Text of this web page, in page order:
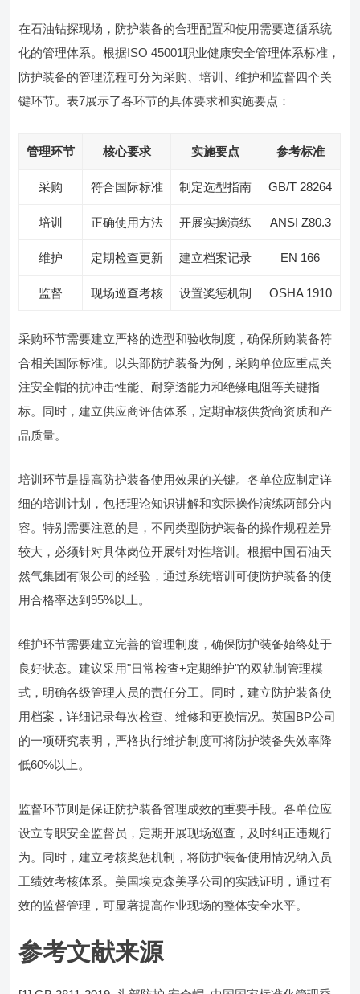
在石油钻探现场，防护装备的合理配置和使用需要遵循系统
化的管理体系。根据ISO 45001职业健康安全管理体系标准，
防护装备的管理流程可分为采购、培训、维护和监督四个关
键环节。表7展示了各环节的具体要求和实施要点：
管理环节 核心要求 实施要点 参考标准
采购 符合国际标准 制定选型指南 GB/T 28264
培训 正确使用方法 开展实操演练 ANSI Z80.3
维护 定期检查更新 建立档案记录 EN 166
监督 现场巡查考核 设置奖惩机制 OSHA 1910
采购环节需要建立严格的选型和验收制度，确保所购装备符
合相关国际标准。以头部防护装备为例，采购单位应重点关
注安全帽的抗冲击性能、耐穿透能力和绝缘电阻等关键指
标。同时，建立供应商评估体系，定期审核供货商资质和产
品质量。
培训环节是提高防护装备使用效果的关键。各单位应制定详
细的培训计划，包括理论知识讲解和实际操作演练两部分内
容。特别需要注意的是，不同类型防护装备的操作规程差异
较大，必须针对具体岗位开展针对性培训。根据中国石油天
然气集团有限公司的经验，通过系统培训可使防护装备的使
用合格率达到95%以上。
维护环节需要建立完善的管理制度，确保防护装备始终处于
良好状态。建议采用"日常检查+定期维护"的双轨制管理模
式，明确各级管理人员的责任分工。同时，建立防护装备使
用档案，详细记录每次检查、维修和更换情况。英国BP公司
的一项研究表明，严格执行维护制度可将防护装备失效率降
低60%以上。
监督环节则是保证防护装备管理成效的重要手段。各单位应
设立专职安全监督员，定期开展现场巡查，及时纠正违规行
为。同时，建立考核奖惩机制，将防护装备使用情况纳入员
工绩效考核体系。美国埃克森美孚公司的实践证明，通过有
效的监督管理，可显著提高作业现场的整体安全水平。
参考文献来源